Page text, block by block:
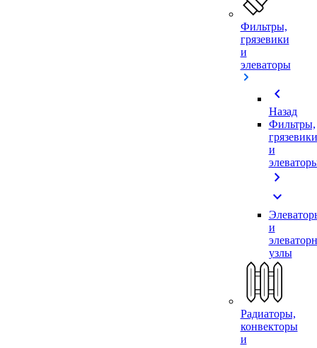
Фильтры,
грязевики
и
элеваторы
chevron_left
Назад
Фильтры,
грязевики
и
chevron_right
expand_more
и
узлы
Радиаторы,
конвекторы
и